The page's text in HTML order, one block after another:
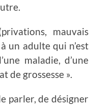
mauvais
un adulte qui n’est
maladie, d’une
de grossesse ».
parler, de désigner